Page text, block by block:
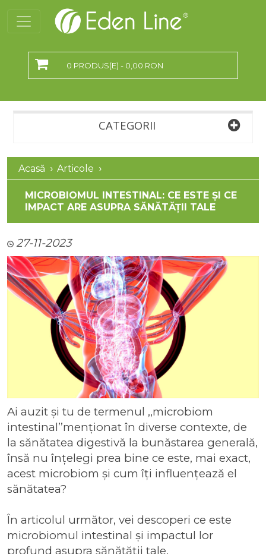
0 PRODUS(E) - 0,00 RON
CATEGORII
Acasă Articole
MICROBIOMUL INTESTINAL: CE ESTE ȘI CE
IMPACT ARE ASUPRA SĂNĂTĂȚII TALE
27-11-2023
Ai auzit și tu de termenul ,,microbiom
intestinal’’menționat în diverse contexte, de
la sănătatea digestivă la bunăstarea generală,
însă nu înțelegi prea bine ce este, mai exact,
acest microbiom și cum îți influențează el
sănătatea?
În articolul următor, vei descoperi ce este
microbiomul intestinal și impactul lor
profund asupra sănătății tale.